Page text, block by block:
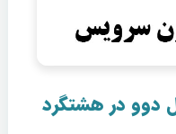
دوو در هشتگرد